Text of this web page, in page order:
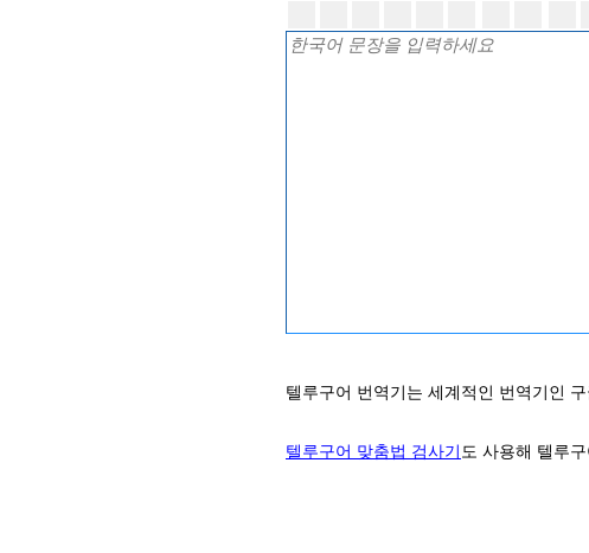
텔루구어 번역기는 세계적인 번역기인
텔루구어 맞춤법 검사기 도 사용해 텔루